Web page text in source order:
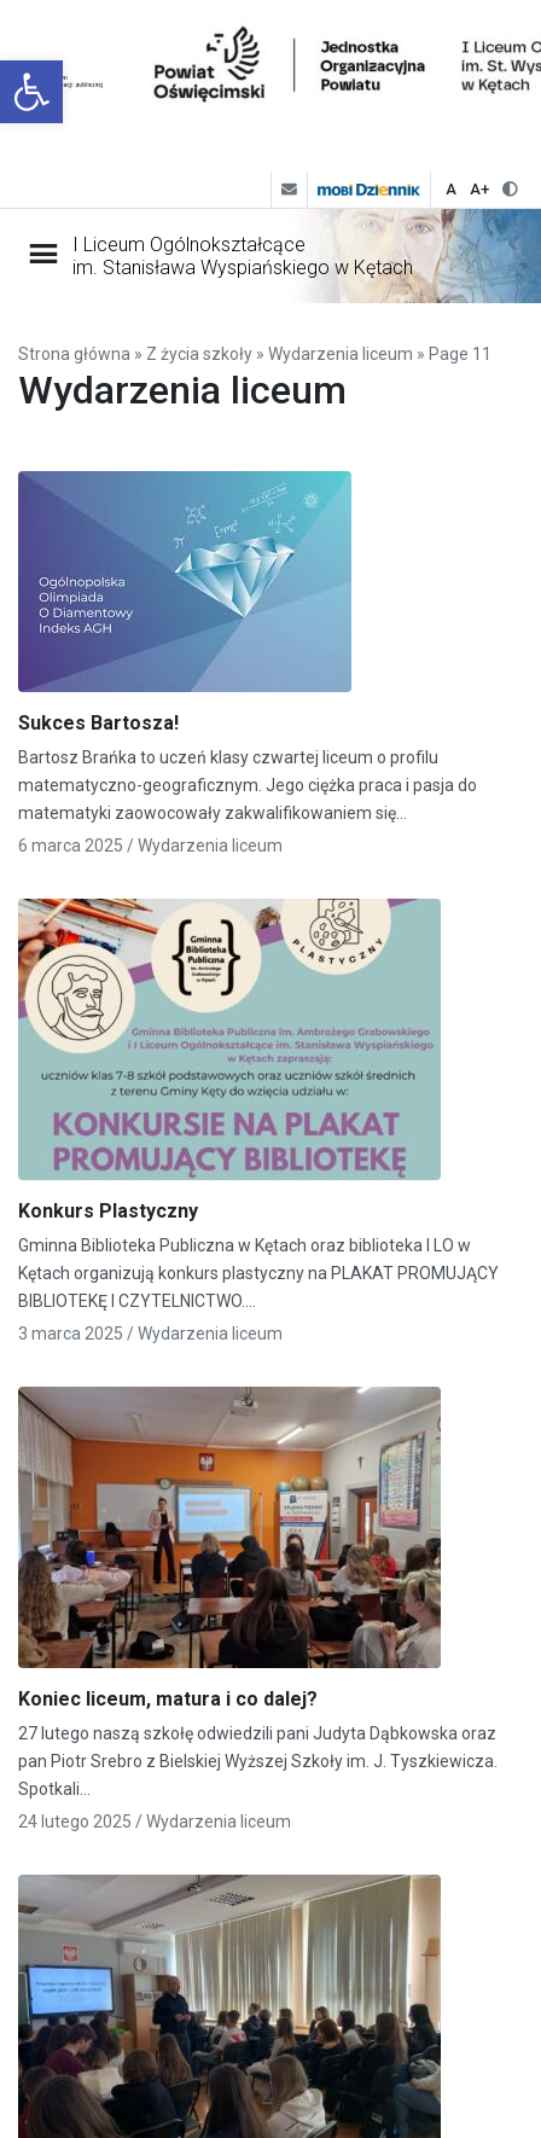
Open toolbar
A A+
I Liceum Ogólnokształcące
im. Stanisława Wyspiańskiego w Kętach
Strona główna » Z życia szkoły » Wydarzenia liceum » Page 11
Wydarzenia liceum
Sukces Bartosza!
Bartosz Brańka to uczeń klasy czwartej liceum o profilu
matematyczno-geograficznym. Jego ciężka praca i pasja do
matematyki zaowocowały zakwalifikowaniem się…
6 marca 2025 /Wydarzenia liceum
Konkurs Plastyczny
Gminna Biblioteka Publiczna w Kętach oraz biblioteka I LO w
Kętach organizują konkurs plastyczny na PLAKAT PROMUJĄCY
BIBLIOTEKĘ I CZYTELNICTWO.…
3 marca 2025 /Wydarzenia liceum
Koniec liceum, matura i co dalej?
27 lutego naszą szkołę odwiedzili pani Judyta Dąbkowska oraz
pan Piotr Srebro z Bielskiej Wyższej Szkoły im. J. Tyszkiewicza.
Spotkali…
24 lutego 2025 /Wydarzenia liceum